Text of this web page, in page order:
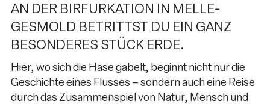
AN DER BIRFURKATION IN MELLE-
GESMOLD BETRITTST DU EIN GANZ
BESONDERES STÜCK ERDE.
Hier, wo sich die Hase gabelt, beginnt nicht nur die
Geschichte eines Flusses – sondern auch eine Reise
durch das Zusammenspiel von Natur, Mensch und